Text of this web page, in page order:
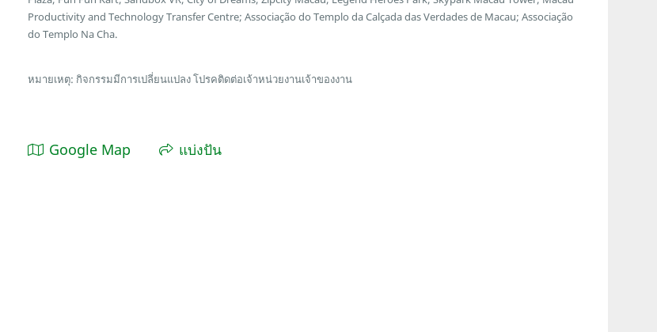
Productivity and Technology Transfer Centre; Associação do Templo da Calçada das Verdades de Macau; Associação
do Templo Na Cha.
หมายเหตุ: กิจกรรมมีการเปลี่ยนแปลง โปรคติดต่อเจ้าหน่วยงานเจ้าของงาน
Google Map แบ่งปัน